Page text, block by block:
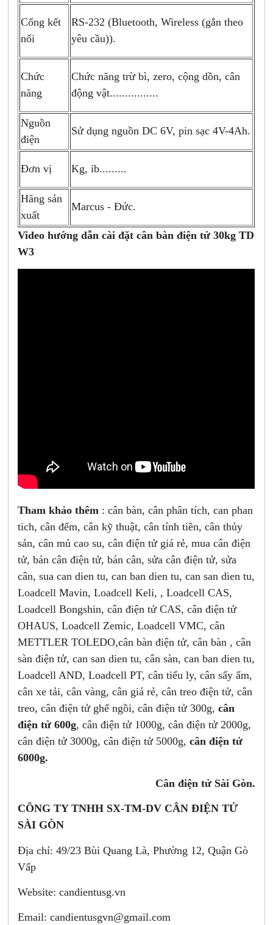
Cổng kết
nối
RS-232 (Bluetooth, Wireless (gắn theo
yêu cầu)).
Chức
năng
Chức năng trừ bì, zero, cộng dồn, cân
động vật................
Nguồn
điện
Sử dụng nguồn DC 6V, pin sạc 4V-4Ah.
Đơn vị Kg, ib.........
Hãng sản
xuất
Marcus - Đức.
Video hướng dẫn cài đặt cân bàn điện tử 30kg TD
W3
Tham khảo thêm : cân bàn, cân phân tích, can phan
tich, cân đếm, cân kỹ thuật, cân tính tiền, cân thủy
sản, cân mủ cao su, cân điện tử giá rẻ, mua cân điện
tử, bán cân điện tử, bán cân, sửa cân điện tử, sửa
cân, sua can dien tu, can ban dien tu, can san dien tu,
Loadcell Mavin, Loadcell Keli, , Loadcell CAS,
Loadcell Bongshin, cân điện tử CAS, cân điện tử
OHAUS, Loadcell Zemic, Loadcell VMC, cân
METTLER TOLEDO,cân bàn điện tử, cân bàn , cân
sàn điện tử, can san dien tu, cân sàn, can ban dien tu,
Loadcell AND, Loadcell PT, cân tiểu ly, cân sấy ẩm,
cân xe tải, cân vàng, cân giá rẻ, cân treo điện tử, cân
treo, cân điện tử ghế ngồi, cân điện tử 300g,cân
điện tử 600g, cân điện tử 1000g, cân điện tử 2000g,
cân điện tử 3000g, cân điện tử 5000g,cân điện tử
6000g.
Cân điện tử Sài Gòn.
CÔNG TY TNHH SX-TM-DV CÂN ĐIỆN TỬ
SÀI GÒN
Địa chỉ: 49/23 Bùi Quang Là, Phường 12, Quận Gò
Vấp
Website: candientusg.vn
Email:candientusgvn@gmail.com